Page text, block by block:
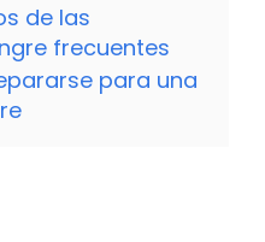
de las
frecuentes
para una